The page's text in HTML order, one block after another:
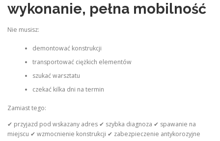
wykonanie, pełna mobilność
Nie musisz:
demontować konstrukcji
transportować ciężkich elementów
szukać warsztatu
czekać kilka dni na termin
Zamiast tego:
✔ przyjazd pod wskazany adres ✔ szybka diagnoza ✔ spawanie na
miejscu ✔ wzmocnienie konstrukcji ✔ zabezpieczenie antykorozyjne